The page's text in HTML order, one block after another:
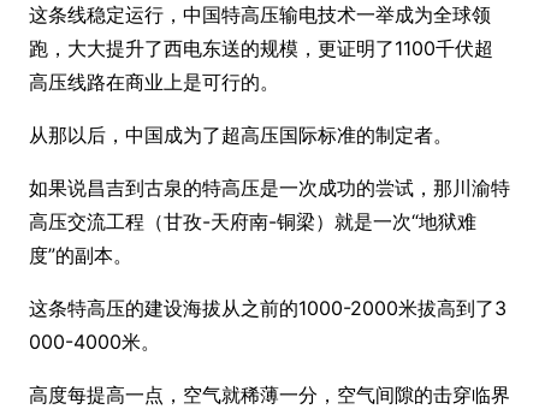
这条线稳定运行，中国特高压输电技术一举成为全球领
跑，大大提升了西电东送的规模，更证明了1100千伏超
高压线路在商业上是可行的。
从那以后，中国成为了超高压国际标准的制定者。
如果说昌吉到古泉的特高压是一次成功的尝试，那川渝特
高压交流工程（甘孜-天府南-铜梁）就是一次“地狱难
度”的副本。
这条特高压的建设海拔从之前的1000-2000米拔高到了3
000-4000米。
高度每提高一点，空气就稀薄一分，空气间隙的击穿临界